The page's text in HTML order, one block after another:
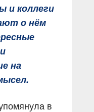
и коллеги
о нём
на
в